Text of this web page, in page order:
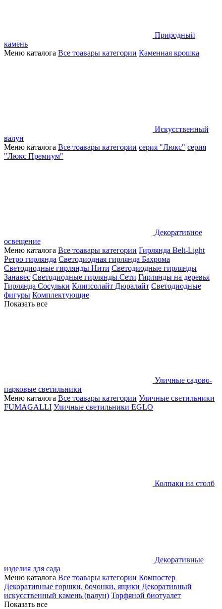
Природный
камень
Меню каталога Все тоавары категории Каменная крошка
Искусственный
валун
Меню каталога Все тоавары категории серия "Люкс" серия
"Люкс Премиум"
Декоративное
освещение
Меню каталога Все тоавары категории Гирлянда Belt-Light
Ретро гирлянда Светодиодная гирлянда Бахрома
Светодиодные гирлянды Нити Светодиодные гирлянды
Занавес Светодиодные гирлянды Сети Гирлянды на деревья
Гирлянда Сосульки Клипсолайт Дюралайт Светодиодные
фигуры Комплектующие
Показать все
Уличные садово-
парковые светильники
Меню каталога Все тоавары категории Уличные светильники
FUMAGALLI Уличные светильники EGLO
Колпаки на столб
Декоративные
изделия для сада
Меню каталога Все тоавары категории Компостер
Декоративные горшки, бочонки, ящики Декоративный
искусственный камень (валун) Торфяной биотуалет
Показать все